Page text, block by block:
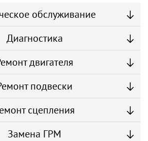
обслуживание
Диагностика
двигателя
подвески
сцепления
Замена ГРМ